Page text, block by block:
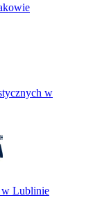
w
w Lublinie